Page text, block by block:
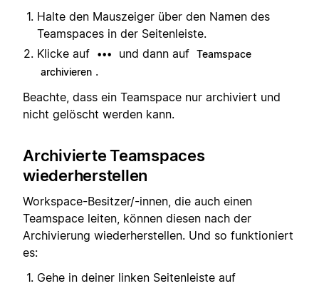
Halte den Mauszeiger über den Namen des
Teamspaces in der Seitenleiste.
Klicke auf
••• und dann auf Teamspace
archivieren .
Beachte, dass ein Teamspace nur archiviert und
nicht gelöscht werden kann.
Archivierte Teamspaces
wiederherstellen
Workspace-Besitzer/-innen, die auch einen
Teamspace leiten, können diesen nach der
Archivierung wiederherstellen. Und so funktioniert
es:
Gehe in deiner linken Seitenleiste auf